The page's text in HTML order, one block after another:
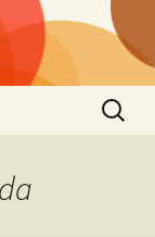
Buscar: